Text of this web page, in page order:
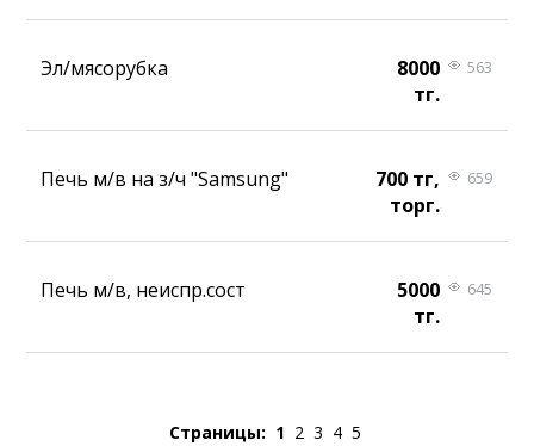
Эл/мясорубка
8000
тг.
563
Печь м/в на з/ч "Samsung"
700 тг,
торг.
659
Печь м/в, неиспр.сост
5000
тг.
645
Страницы: 1 2 3 4 5